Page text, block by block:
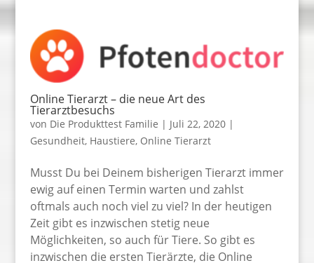
Online Tierarzt – die neue Art des
Tierarztbesuchs
von Die Produkttest Familie | Juli 22, 2020|
Gesundheit, Haustiere, Online Tierarzt
Musst Du bei Deinem bisherigen Tierarzt immer
ewig auf einen Termin warten und zahlst
oftmals auch noch viel zu viel? In der heutigen
Zeit gibt es inzwischen stetig neue
Möglichkeiten, so auch für Tiere. So gibt es
inzwischen die ersten Tierärzte, die Online